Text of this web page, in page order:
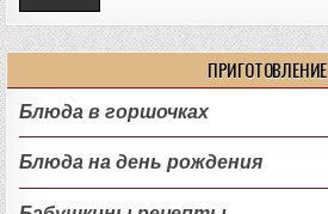
ПРИГОТОВЛЕНИЕ
Блюда в горшочках
Блюда на день рождения